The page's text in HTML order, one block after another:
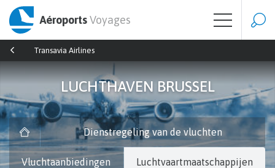
AéroportsVoyages
Transavia Airlines
LUCHTHAVEN BRUSSEL
Dienstregeling van de vluchten
Vluchtaanbiedingen Luchtvaartmaatschappijen